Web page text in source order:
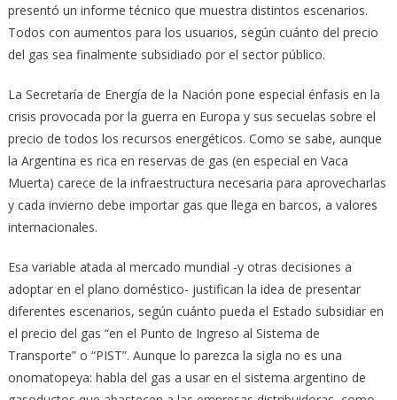
presentó un informe técnico que muestra distintos escenarios.
Todos con aumentos para los usuarios, según cuánto del precio
del gas sea finalmente subsidiado por el sector público.
La Secretaría de Energía de la Nación pone especial énfasis en la
crisis provocada por la guerra en Europa y sus secuelas sobre el
precio de todos los recursos energéticos. Como se sabe, aunque
la Argentina es rica en reservas de gas (en especial en Vaca
Muerta) carece de la infraestructura necesaria para aprovecharlas
y cada invierno debe importar gas que llega en barcos, a valores
internacionales.
Esa variable atada al mercado mundial -y otras decisiones a
adoptar en el plano doméstico- justifican la idea de presentar
diferentes escenarios, según cuánto pueda el Estado subsidiar en
el precio del gas “en el Punto de Ingreso al Sistema de
Transporte” o “PIST”. Aunque lo parezca la sigla no es una
onomatopeya: habla del gas a usar en el sistema argentino de